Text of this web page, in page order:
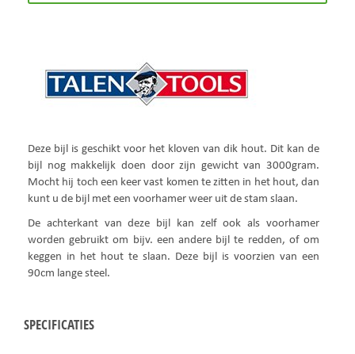
Deze bijl is geschikt voor het kloven van dik hout. Dit kan de
bijl nog makkelijk doen door zijn gewicht van 3000gram.
Mocht hij toch een keer vast komen te zitten in het hout, dan
kunt u de bijl met een voorhamer weer uit de stam slaan.
De achterkant van deze bijl kan zelf ook als voorhamer
worden gebruikt om bijv. een andere bijl te redden, of om
keggen in het hout te slaan. Deze bijl is voorzien van een
90cm lange steel.
SPECIFICATIES